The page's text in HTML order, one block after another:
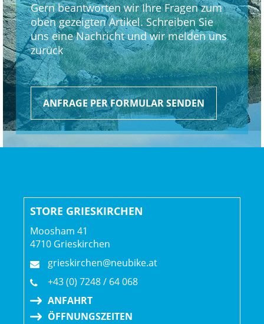
Gern beantworten wir Ihre Fragen zum
oben gezeigten Artikel. Schreiben Sie
uns eine Nachricht und wir melden uns
zurück
ANFRAGE PER FORMULAR SENDEN
STORE GRIESKIRCHEN
Moosham 41
4710 Grieskirchen
grieskirchen@neubike.at
+43 (0) 7248 / 64 068
ANFAHRT
ÖFFNUNGSZEITEN